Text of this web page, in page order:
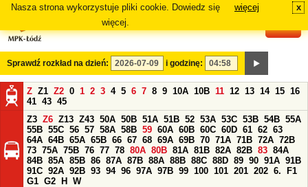
Nasza strona wykorzystuje pliki cookie. Dowiedz się
więcej.
więcej x
Sprawdź rozkład na dzień: i godzinę:
Z Z1 Z2 0 1 2 3 4 5 6 7 8 9 10A 10B 11 12 13 14 15 16
41 43 45
Z3 Z6 Z13 Z43 50A 50B 51A 51B 52 53A 53C 53B 54B 55A
55B 55C 56 57 58A 58B 59 60A 60B 60C 60D 61 62 63
64A 64B 65A 65B 66 67 68 69A 69B 70 71A 71B 72A 72B
73 75A 75B 76 77 78 80A 80B 81A 81B 82A 82B 83 84A
84B 85A 85B 86 87A 87B 88A 88B 88C 88D 89 90 91A 91B
91C 92A 92B 93 94 96 97A 97B 99 100 101 201 202 6.
F1
G1 G2 H
W